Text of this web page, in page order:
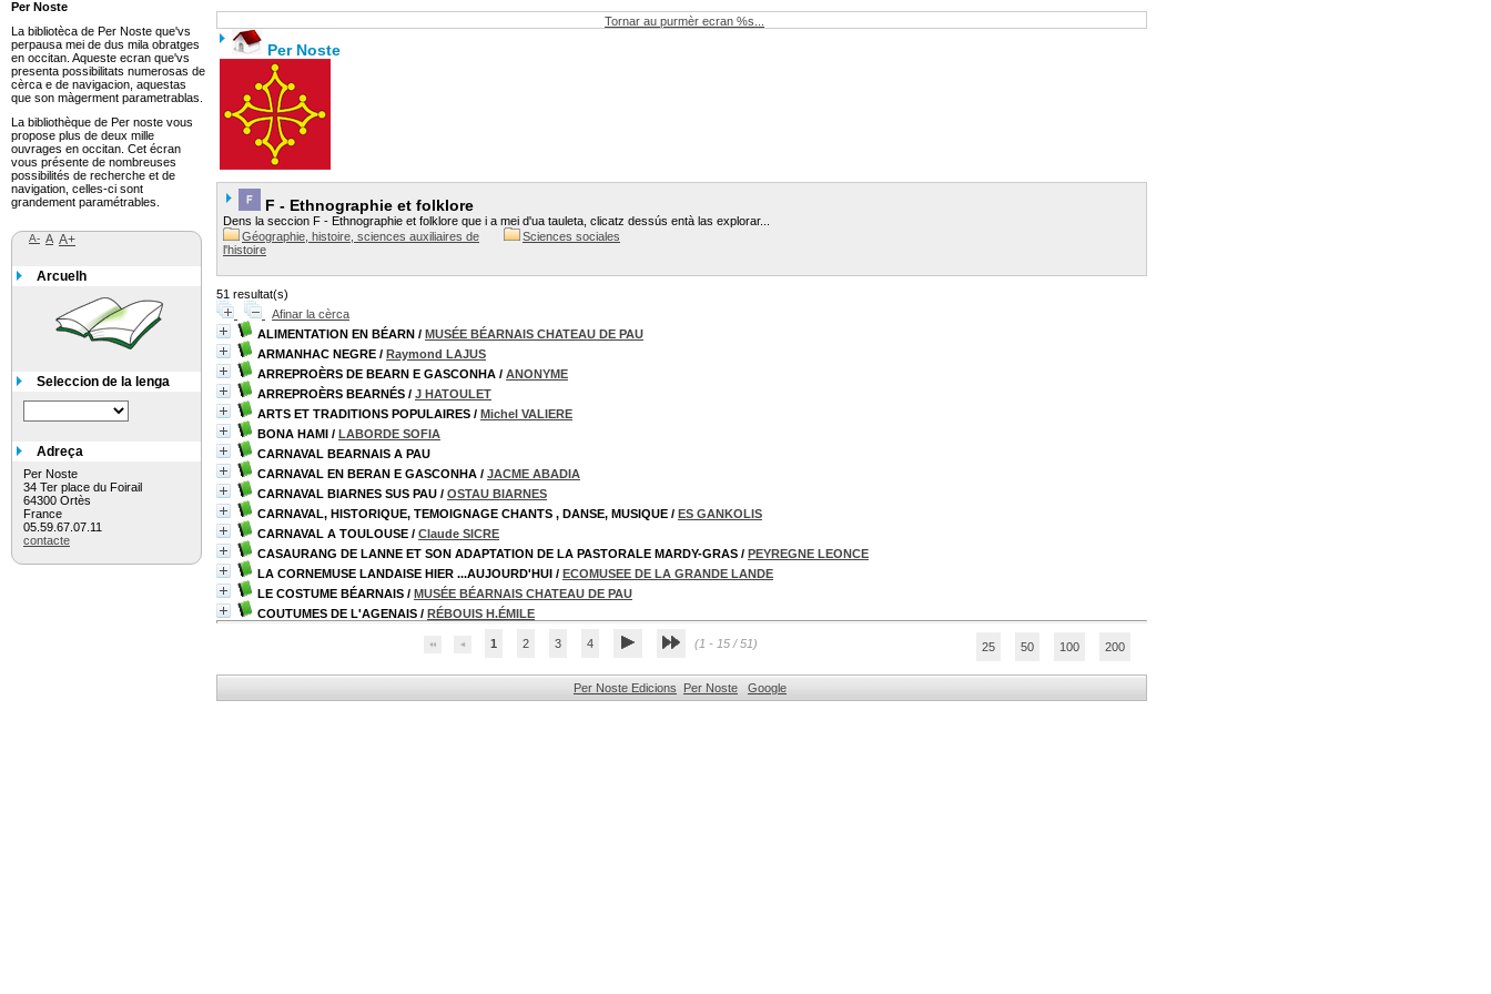
Tornar au purmèr ecran %s...
Per Noste
F - Ethnographie et folklore
Dens la seccion F - Ethnographie et folklore que i a mei d'ua tauleta, clicatz dessús entà las explorar...
Géographie, histoire, sciences auxiliaires de
l'histoire
Sciences sociales
51 resultat(s)
Afinar la cèrca
ALIMENTATION EN BÉARN / MUSÉE BÉARNAIS CHATEAU DE PAU
ARMANHAC NEGRE / Raymond LAJUS
ARREPROÈRS DE BEARN E GASCONHA / ANONYME
ARREPROÈRS BEARNÉS / J HATOULET
ARTS ET TRADITIONS POPULAIRES / Michel VALIERE
BONA HAMI / LABORDE SOFIA
CARNAVAL BEARNAIS A PAU
CARNAVAL EN BERAN E GASCONHA / JACME ABADIA
CARNAVAL BIARNES SUS PAU / OSTAU BIARNES
CARNAVAL, HISTORIQUE, TEMOIGNAGE CHANTS , DANSE, MUSIQUE / ES GANKOLIS
CARNAVAL A TOULOUSE / Claude SICRE
CASAURANG DE LANNE ET SON ADAPTATION DE LA PASTORALE MARDY-GRAS / PEYREGNE LEONCE
LA CORNEMUSE LANDAISE HIER ...AUJOURD'HUI / ECOMUSEE DE LA GRANDE LANDE
LE COSTUME BÉARNAIS / MUSÉE BÉARNAIS CHATEAU DE PAU
COUTUMES DE L'AGENAIS / RÉBOUIS H.ÉMILE
1 2 3 4 (1 - 15 / 51) 25 50 100 200
Per Noste Edicions Per Noste Google
Per Noste
La bibliotèca de Per Noste que'vs
perpausa mei de dus mila obratges
en occitan. Aqueste ecran que'vs
presenta possibilitats numerosas de
cèrca e de navigacion, aquestas
que son màgerment parametrablas.
La bibliothèque de Per noste vous
propose plus de deux mille
ouvrages en occitan. Cet écran
vous présente de nombreuses
possibilités de recherche et de
navigation, celles-ci sont
grandement paramétrables.
A- A A+
Arcuelh
Seleccion de la lenga
Adreça
Per Noste
34 Ter place du Foirail
64300 Ortès
France
05.59.67.07.11
contacte